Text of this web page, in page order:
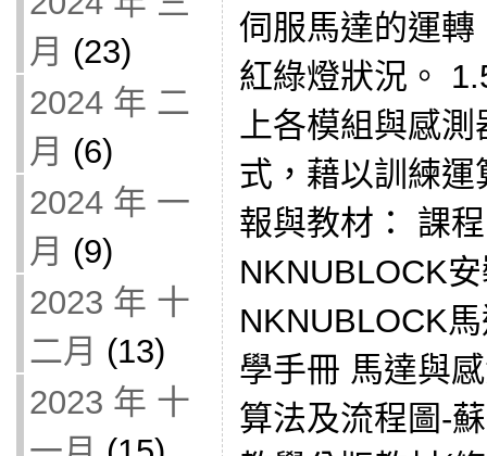
月 (23)
2024 年 二
月 (6)
2024 年 一
月 (9)
2023 年 十
二月 (13)
2023 年 十
伺服馬達的運
紅綠燈狀況。
上各模組與感
式，藉以訓練
報與教材： 課
NKNUBLOCK
NKNUBLOCK
學手冊 馬達與
算法及流程圖-